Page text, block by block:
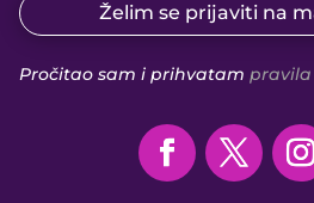
Želim se prijaviti na
Pročitao sam i prihvatam